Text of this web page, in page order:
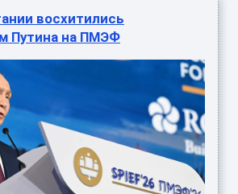
восхитились
Путина на ПМЭФ